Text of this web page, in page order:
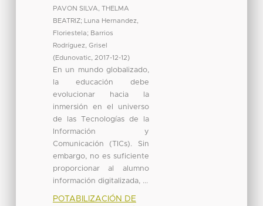
PAVON SILVA, THELMA
BEATRIZ;
Luna Hernandez,
Floriestela; Barrios
Rodríguez, Grisel
(Edunovatic, 2017-12-12)
En un mundo globalizado,
la educación debe
evolucionar hacia la
inmersión en el universo
de las Tecnologías de la
Información y
Comunicación (TICs). Sin
embargo, no es suficiente
proporcionar al alumno
información digitalizada, ...
POTABILIZACIÓN DE